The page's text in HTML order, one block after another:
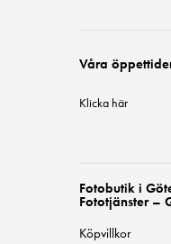
Våra
Klicka här
Fotobutik i
Fototjänster –
Köpvillkor